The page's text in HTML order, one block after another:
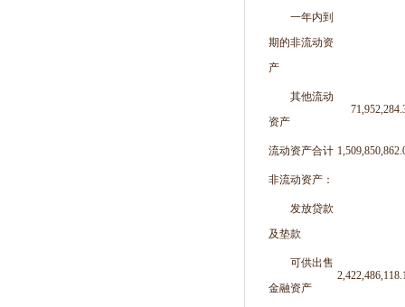
一年内到
期的非流动资
产
其他流动
资产
流动资产合计
非流动资产：
发放贷款
及垫款
可供出售
金融资产